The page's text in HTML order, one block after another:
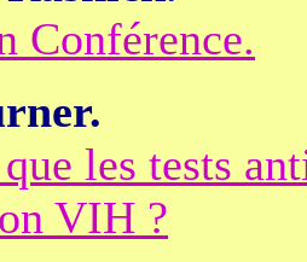
Conférence.
les tests
VIH ?